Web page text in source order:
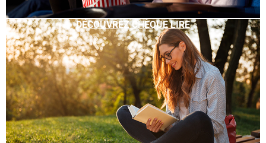
DÉCOUVREZ CHÈQUE LIRE